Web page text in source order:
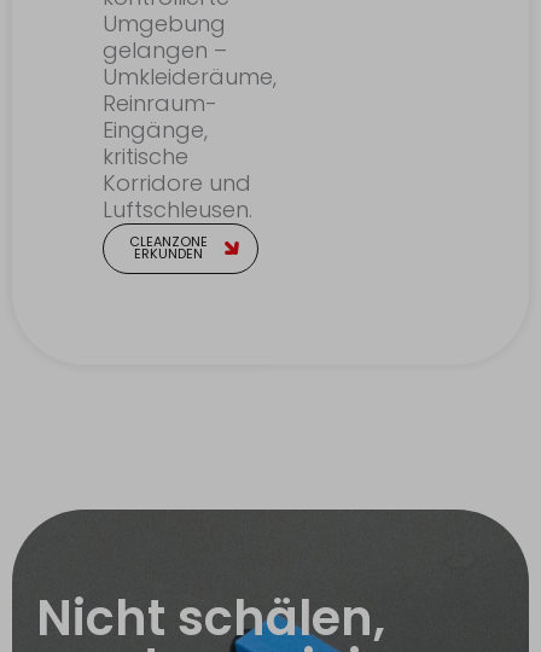
Umgebung
gelangen –
Umkleideräume,
Reinraum-
Eingänge,
kritische
Korridore und
Luftschleusen.
CLEANZONE
ERKUNDEN
Nicht schälen,